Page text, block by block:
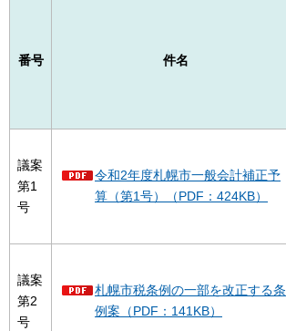
番号 件名
議案
第1
号
令和2年度札幌市一般会計補正予
算（第1号）（PDF：424KB）
議案
第2
号
札幌市税条例の一部を改正する条
例案（PDF：141KB）